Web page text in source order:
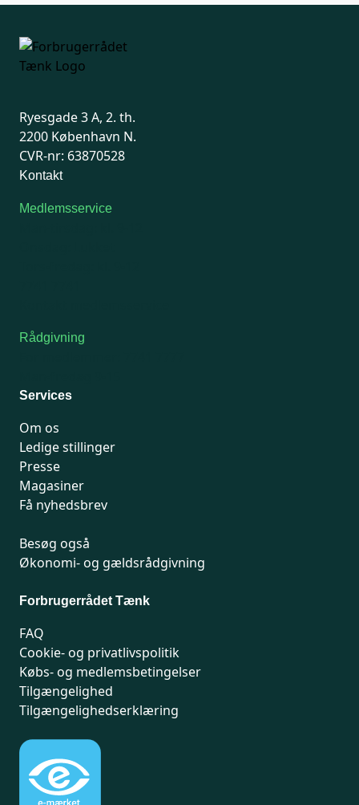
Ryesgade 3 A, 2. th.
2200 København N.
CVR-nr: 63870528
Kontakt
Medlemsservice
Rådgivning
Services
Om os
Ledige stillinger
Presse
Magasiner
Få nyhedsbrev
Besøg også
Økonomi- og gældsrådgivning
Forbrugerrådet Tænk
FAQ
Cookie- og privatlivspolitik
Købs- og medlemsbetingelser
Tilgængelighed
Tilgængelighedserklæring